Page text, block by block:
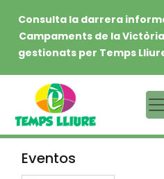
Consulta la darrera
Campaments de la
gestionats per Temps
Eventos